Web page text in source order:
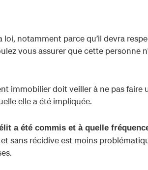
notamment parce qu’il devra
vous assurer que cette personne
immobilier doit veiller à ne pas faire
elle a été impliquée.
a été commis et à quelle
sans récidive est moins